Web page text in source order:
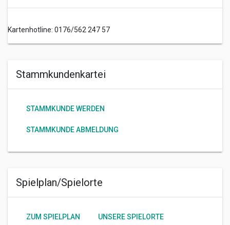
Kartenhotline: 0176/562 247 57
Stammkundenkartei
STAMMKUNDE WERDEN
STAMMKUNDE ABMELDUNG
Spielplan/Spielorte
ZUM SPIELPLAN UNSERE SPIELORTE